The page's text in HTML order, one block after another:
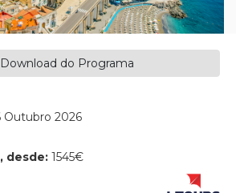
Download do Programa
Outubro 2026
desde: 1545€